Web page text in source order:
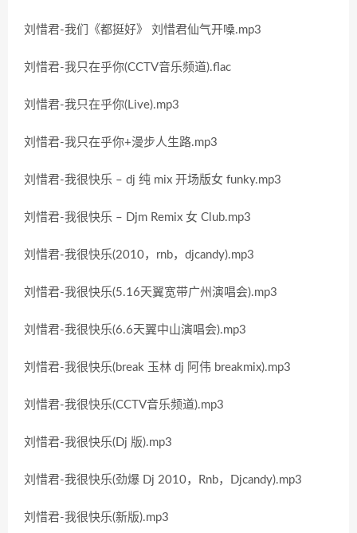
刘惜君-我们《都挺好》 刘惜君仙气开嗓.mp3
刘惜君-我只在乎你(CCTV音乐频道).flac
刘惜君-我只在乎你(Live).mp3
刘惜君-我只在乎你+漫步人生路.mp3
刘惜君-我很快乐 – dj 纯 mix 开场版女 funky.mp3
刘惜君-我很快乐 – Djm Remix 女 Club.mp3
刘惜君-我很快乐(2010，rnb，djcandy).mp3
刘惜君-我很快乐(5.16天翼宽带广州演唱会).mp3
刘惜君-我很快乐(6.6天翼中山演唱会).mp3
刘惜君-我很快乐(break 玉林 dj 阿伟 breakmix).mp3
刘惜君-我很快乐(CCTV音乐频道).mp3
刘惜君-我很快乐(Dj 版).mp3
刘惜君-我很快乐(劲爆 Dj 2010，Rnb，Djcandy).mp3
刘惜君-我很快乐(新版).mp3